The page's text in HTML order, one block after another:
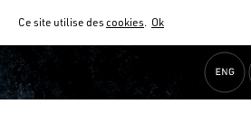
Ce site utilise descookies. Ok
Accueil Actualités Lave & Co. #4